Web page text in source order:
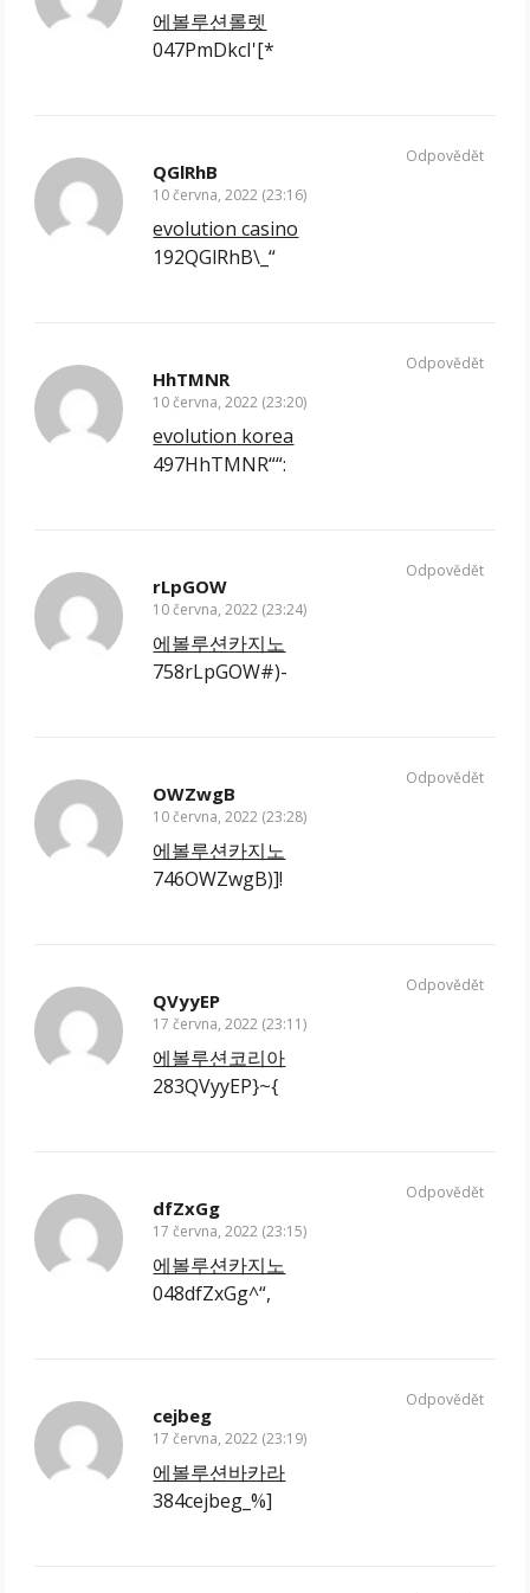
에볼루션롤렛
047PmDkcI'[*
QGlRhB
10 června, 2022 (23:16)
evolution casino
192QGlRhB\_“
Odpovědět
HhTMNR
10 června, 2022 (23:20)
evolution korea
497HhTMNR““:
Odpovědět
rLpGOW
10 června, 2022 (23:24)
에볼루션카지노
758rLpGOW#)-
Odpovědět
OWZwgB
10 června, 2022 (23:28)
에볼루션카지노
746OWZwgB)]!
Odpovědět
QVyyEP
17 června, 2022 (23:11)
에볼루션코리아
283QVyyEP}~{
Odpovědět
dfZxGg
17 června, 2022 (23:15)
에볼루션카지노
048dfZxGg^“,
Odpovědět
cejbeg
17 června, 2022 (23:19)
에볼루션바카라
384cejbeg_%]
Odpovědět